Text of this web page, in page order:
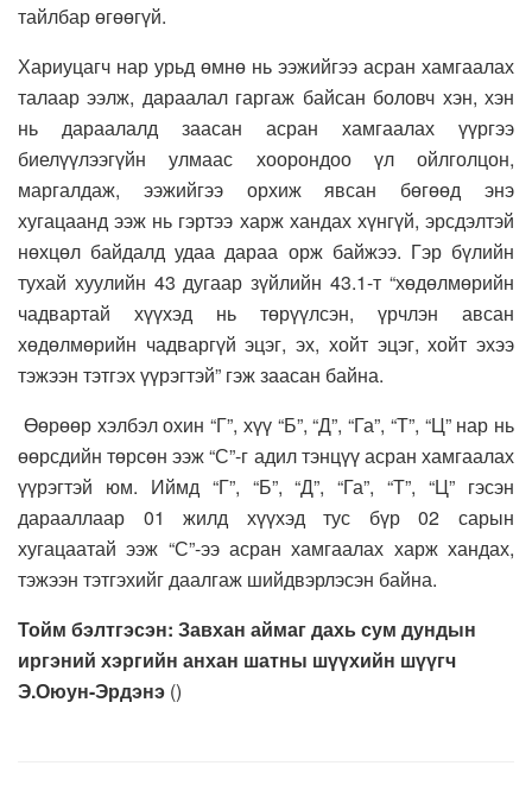
тайлбар өгөөгүй.
Хариуцагч нар урьд өмнө нь ээжийгээ асран хамгаалах
талаар ээлж, дараалал гаргаж байсан боловч хэн, хэн
нь дараалалд заасан асран хамгаалах үүргээ
биелүүлээгүйн улмаас хоорондоо үл ойлголцон,
маргалдаж, ээжийгээ орхиж явсан бөгөөд энэ
хугацаанд ээж нь гэртээ харж хандах хүнгүй, эрсдэлтэй
нөхцөл байдалд удаа дараа орж байжээ. Гэр бүлийн
тухай хуулийн 43 дугаар зүйлийн 43.1-т “хөдөлмөрийн
чадвартай хүүхэд нь төрүүлсэн, үрчлэн авсан
хөдөлмөрийн чадваргүй эцэг, эх, хойт эцэг, хойт эхээ
тэжээн тэтгэх үүрэгтэй” гэж заасан байна.
Өөрөөр хэлбэл охин “Г”, хүү “Б”, “Д”, “Га”, “Т”, “Ц” нар нь
өөрсдийн төрсөн ээж “С”-г адил тэнцүү асран хамгаалах
үүрэгтэй юм. Иймд “Г”, “Б”, “Д”, “Га”, “Т”, “Ц” гэсэн
дарааллаар 01 жилд хүүхэд тус бүр 02 сарын
хугацаатай ээж “С”-ээ асран хамгаалах харж хандах,
тэжээн тэтгэхийг даалгаж шийдвэрлэсэн байна.
Тойм бэлтгэсэн: Завхан аймаг дахь сум дундын
иргэний хэргийн анхан шатны шүүхийн шүүгч
Э.Оюун-Эрдэнэ ()